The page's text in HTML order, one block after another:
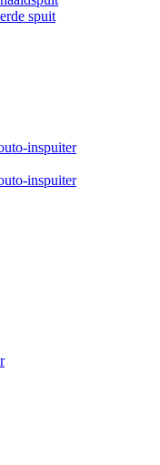
spuit
inspuiter
inspuiter